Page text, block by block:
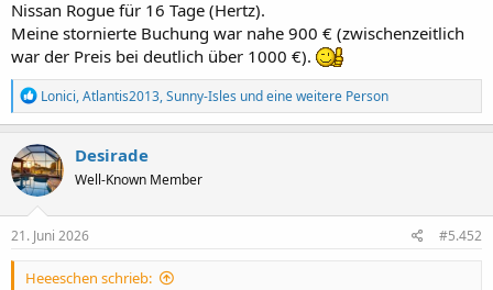
Nissan Rogue für 16 Tage (Hertz).
Meine stornierte Buchung war nahe 900 € (zwischenzeitlich
war der Preis bei deutlich über 1000 €).
R
e
a
k
t
i
o
n
e
Lonici,Atlantis2013,Sunny-Isles und eine weitere Person
Desirade
Well-Known Member
21. Juni 2026 #5.452
Heeeschen schrieb: